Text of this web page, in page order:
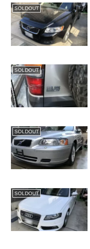
SOLDOUT
SOLDOUT
SOLDOUT
SOLDOUT